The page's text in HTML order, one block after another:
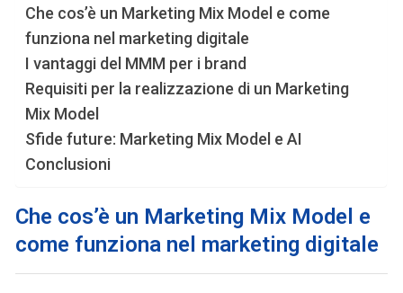
Che cos’è un Marketing Mix Model e come
funziona nel marketing digitale
I vantaggi del MMM per i brand
Requisiti per la realizzazione di un Marketing
Mix Model
Sfide future: Marketing Mix Model e AI
Conclusioni
Che cos’è un Marketing Mix Model e
come funziona nel marketing digitale